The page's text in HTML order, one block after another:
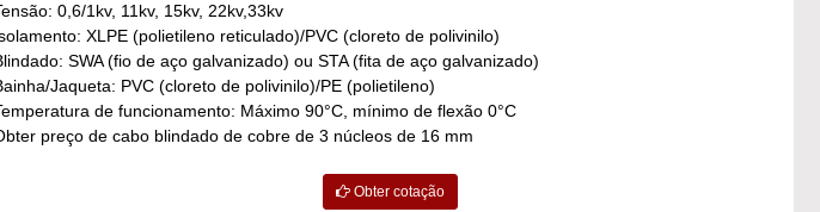
0,6/1kv, 11kv, 15kv, 22kv,33kv
XLPE (polietileno reticulado)/PVC (cloreto de polivinilo)
SWA (fio de aço galvanizado) ou STA (fita de aço galvanizado)
Jaqueta: PVC (cloreto de polivinilo)/PE (polietileno)
de funcionamento: Máximo 90°C, mínimo de flexão 0°C
preço de cabo blindado de cobre de 3 núcleos de 16 mm
Obter cotação